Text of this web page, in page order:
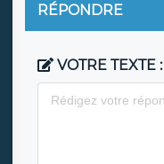
RÉPONDRE
VOTRE TEXTE :